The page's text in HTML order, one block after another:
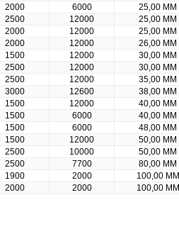
2000 6000 25,00 MM
2500 12000 25,00 MM
2000 12000 25,00 MM
2000 12000 26,00 MM
1500 12000 30,00 MM
2500 12000 30,00 MM
2500 12000 35,00 MM
3000 12600 38,00 MM
1500 12000 40,00 MM
1500 6000 40,00 MM
1500 6000 48,00 MM
1500 12000 50,00 MM
2500 10000 50,00 MM
2500 7700 80,00 MM
1900 2000 100,00 MM
2000 2000 100,00 MM